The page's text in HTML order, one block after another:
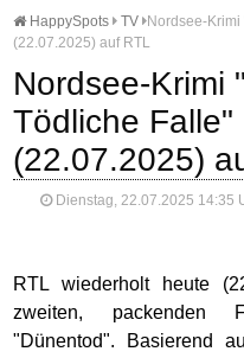
HappySpots TV
Nordsee-
(22.07.2025) auf RTL
Nordsee-Krimi
Tödliche Falle"
(22.07.2025)
Dienstag, 22.07.2025 14:35
RTL wiederholt heute
zweiten, packenden
"Dünentod". Basierend